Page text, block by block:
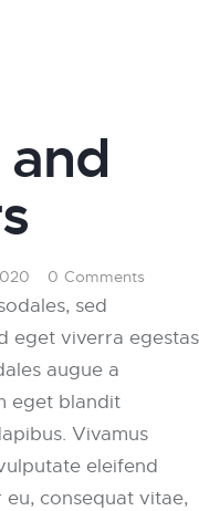
0 Comments
sed
eget viverra egestas
augue a
eget blandit
Vivamus
eleifend
consequat vitae,